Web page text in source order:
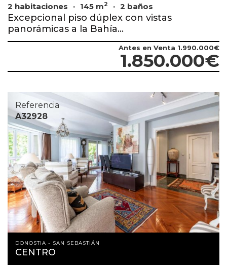
2 habitaciones 145 m2 2 baños
Excepcional piso dúplex con vistas
panorámicas a la Bahía...
Antes en Venta 1.990.000€
1.850.000€
Referencia
A32928
DONOSTIA - SAN SEBASTIÁN
CENTRO